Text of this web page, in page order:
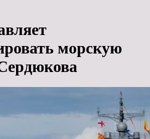
морскую